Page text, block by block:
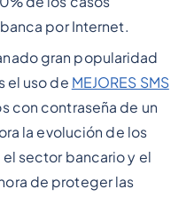
por Internet.
gran popularidad
el uso de MEJORES SMS
con contraseña de un
la evolución de los
el sector bancario y el
de proteger las